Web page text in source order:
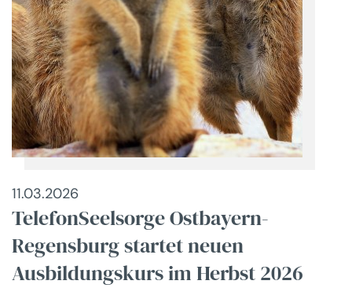
11.03.2026
TelefonSeelsorge Ostbayern-
Regensburg startet neuen
Ausbildungskurs im Herbst 2026